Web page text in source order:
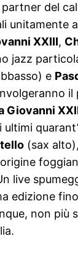
del
unitamente
XXIII,
jazz
e
il
Giovanni
(sax alto),
live
edizione
non più